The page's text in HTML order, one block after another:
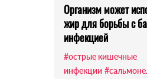
Организм может
жир для борьбы с
инфекцией
#острые кишечные
инфекции